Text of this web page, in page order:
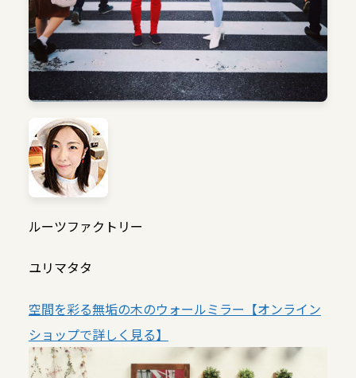
ルーツファクトリー
ユリマタタ
空間を彩る無垢の木のウォールミラー【オンライン
ショップで詳しく見る】